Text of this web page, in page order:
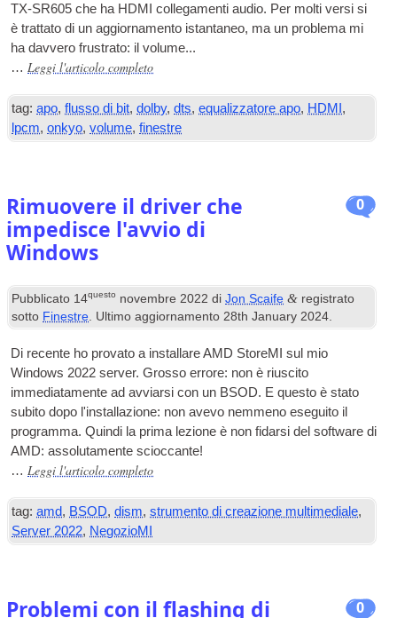
TX-SR605 che ha HDMI
collegamenti audio. Per molti versi si
è trattato di un aggiornamento istantaneo, ma un problema mi
ha davvero frustrato: il volume...
… Leggi l'articolo completo
tag: apo,flusso di bit,dolby,dts,equalizzatore apo, HDMI,
lpcm,onkyo,volume,finestre
0
Rimuovere il driver che
impedisce l'avvio di
Windows
Pubblicato 14questo novembre 2022 diJon Scaife & registrato
sotto Finestre. Ultimo aggiornamento28th January 2024.
Di recente ho provato a installare AMD StoreMI sul mio
Windows 2022 server. Grosso errore: non è riuscito
immediatamente ad avviarsi con un BSOD. E questo è stato
subito dopo l'installazione: non avevo nemmeno eseguito il
programma. Quindi la prima lezione è non fidarsi del software di
AMD: assolutamente scioccante!
… Leggi l'articolo completo
tag: amd, BSOD,dism,strumento di creazione multimediale,
Server 2022, NegozioMI
0
Problemi con il flashing di